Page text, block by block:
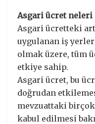
Asgari ücret
Asgari ücretteki
uygulanan iş
olmak üzere, tüm
etkiye sahip.
Asgari ücret, bu
doğrudan
mevzuattaki
kabul edilmesi